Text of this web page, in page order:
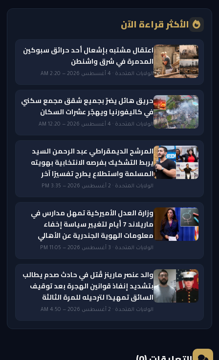
الأكثر قراءة الآن
اعتقال مشتبه بإشعال أحد حرائق سبوكين
المدمرة في شرق واشنطن
الولايات المتحدة · 4 أغسطس 2026 — 2:20 AM
حريق هائل يضرّ بجميع شقق مجمع سكني
في كاليفورنيا ويهجّر عشرات السكان
الولايات المتحدة · 4 أغسطس 2026 — 12:20 AM
المرشح الديمقراطي عبد الرحمن السيد
يربط التشكيك بفرصه الانتخابية بهويته
المسلمة واستطلاع يطرح تفسيرًا آخر
الولايات المتحدة · 2 أغسطس 2026 — 3:35 PM
وزارة العدل الأميركية تمهل مدارس في
ماريلاند 7 أيام لتغيير سياسة إخفاء
معلومات الهوية الجندرية عن الأهالي
الولايات المتحدة · 3 أغسطس 2026 — 11:05 PM
والد عنصر مارينز قُتل في حادث صدم يطالب
بتشديد إنفاذ قوانين الهجرة بعد توقيف
السائق تمهيدًا لترحيله للمرة الثالثة
الولايات المتحدة · 2 أغسطس 2026 — 4:50 AM